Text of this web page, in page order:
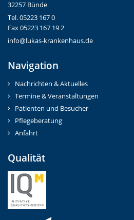
32257 Bünde
Tel. 05223 167 0
Fax 05223 167 19 2
info@lukas-krankenhaus.de
Navigation
Nachrichten & Aktuelles
Termine & Veranstaltungen
Patienten und Besucher
Pflegeberatung
Anfahrt
Qualität